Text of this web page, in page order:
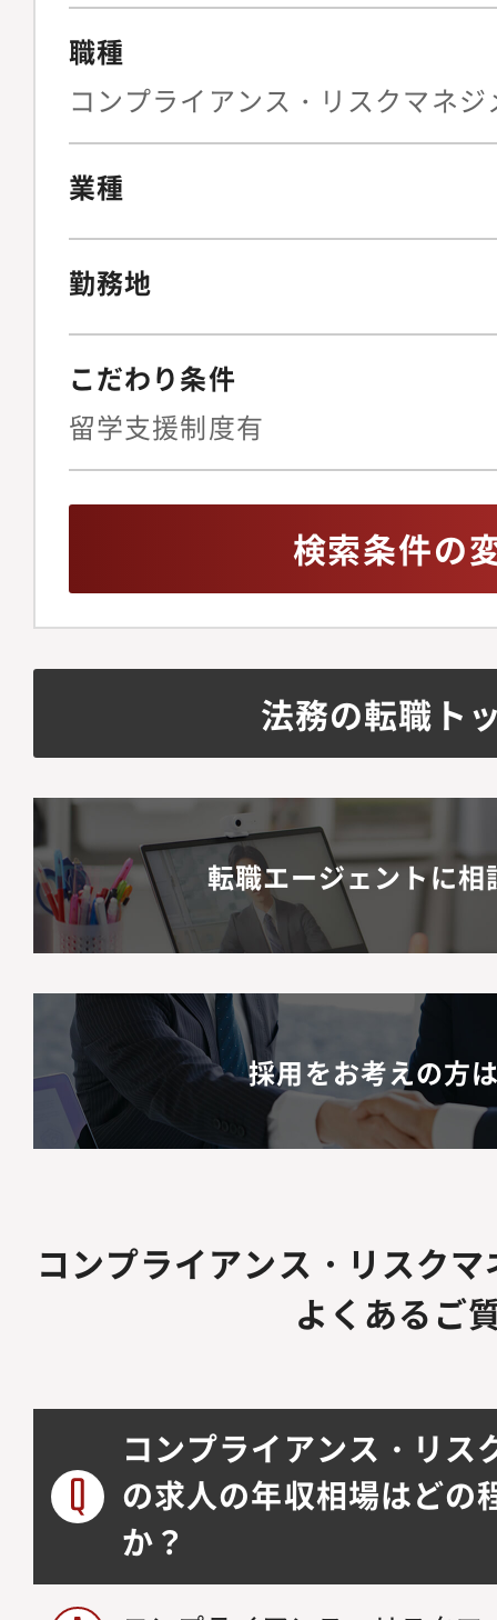
ループの事業と、最
ていただきます。本
成に向けてリーダー
ループのメンバーと
ションの機会があり
小さなチーム(全体10
と、切磋琢磨しなが
す。トップマネジメ
す。リモートワーク
制度も充実しており
す。■描けるキャリ
イアンスの最先端に
ることができます。
ソニーグループ内に
のリーダー的ポジシ
ことができます。
職種
コンプライアンス・リスクマネジ
業種
勤務地
こだわり条件
留学支援制度有
検索条件の
法務の転職ト
転職エージェントに相
採用をお考えの方
コンプライアンス・リスク
よくあるご
コンプライアンス・リス
の求人の年収相場はどの
か？